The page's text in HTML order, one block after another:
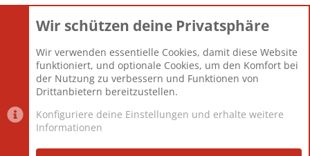
Themen
Mitglieder
12.427
Neuestes Mitglied
Berlin
Wir schützen deine Privatsphäre
Wir verwenden essentielle Cookies, damit diese Website
funktioniert, und optionale Cookies, um den Komfort bei
der Nutzung zu verbessern und Funktionen von
Drittanbietern bereitzustellen.
Konfiguriere deine Einstellungen und erhalte weitere
Informationen